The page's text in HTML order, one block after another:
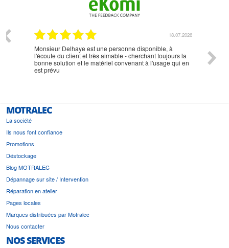
18.07.2026
Monsieur Delhaye est une personne disponible, à
l'écoute du client et très aimable - cherchant toujours la
bonne solution et le matériel convenant à l'usage qui en
est prévu
MOTRALEC
La société
Ils nous font confiance
Promotions
Déstockage
Blog MOTRALEC
Dépannage sur site / Intervention
Réparation en atelier
Pages locales
Marques distribuées par Motralec
Nous contacter
NOS SERVICES